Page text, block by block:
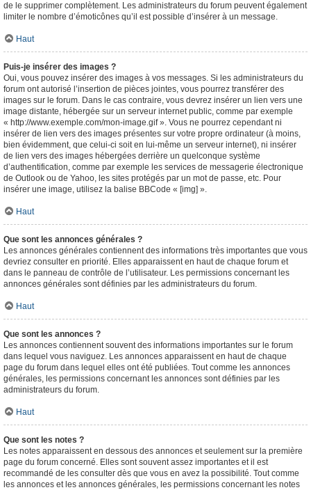
de le supprimer complètement. Les administrateurs du forum peuvent également
limiter le nombre d’émoticônes qu’il est possible d’insérer à un message.
Haut
Puis-je insérer des images ?
Oui, vous pouvez insérer des images à vos messages. Si les administrateurs du
forum ont autorisé l’insertion de pièces jointes, vous pourrez transférer des
images sur le forum. Dans le cas contraire, vous devrez insérer un lien vers une
image distante, hébergée sur un serveur internet public, comme par exemple
« http://www.exemple.com/mon-image.gif ». Vous ne pourrez cependant ni
insérer de lien vers des images présentes sur votre propre ordinateur (à moins,
bien évidemment, que celui-ci soit en lui-même un serveur internet), ni insérer
de lien vers des images hébergées derrière un quelconque système
d’authentification, comme par exemple les services de messagerie électronique
de Outlook ou de Yahoo, les sites protégés par un mot de passe, etc. Pour
insérer une image, utilisez la balise BBCode « [img] ».
Haut
Que sont les annonces générales ?
Les annonces générales contiennent des informations très importantes que vous
devriez consulter en priorité. Elles apparaissent en haut de chaque forum et
dans le panneau de contrôle de l’utilisateur. Les permissions concernant les
annonces générales sont définies par les administrateurs du forum.
Haut
Que sont les annonces ?
Les annonces contiennent souvent des informations importantes sur le forum
dans lequel vous naviguez. Les annonces apparaissent en haut de chaque
page du forum dans lequel elles ont été publiées. Tout comme les annonces
générales, les permissions concernant les annonces sont définies par les
administrateurs du forum.
Haut
Que sont les notes ?
Les notes apparaissent en dessous des annonces et seulement sur la première
page du forum concerné. Elles sont souvent assez importantes et il est
recommandé de les consulter dès que vous en avez la possibilité. Tout comme
les annonces et les annonces générales, les permissions concernant les notes